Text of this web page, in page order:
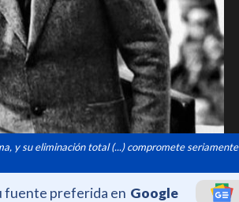
y su eliminación total (...) compromete seriamente
fuente preferida en Google